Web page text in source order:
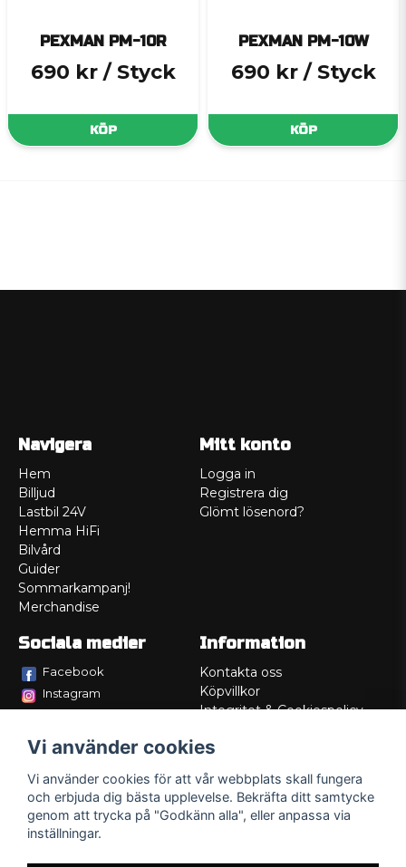
PEXMAN PM-10R
690 kr / Styck
KÖP
PEXMAN PM-10W
690 kr / Styck
KÖP
Navigera
Hem
Billjud
Lastbil 24V
Hemma HiFi
Bilvård
Guider
Sommarkampanj!
Merchandise
Mitt konto
Logga in
Registrera dig
Glömt lösenord?
Sociala medier
Facebook
Instagram
Information
Kontakta oss
Köpvillkor
Integritet & Cookiespolicy
Service/Garanti
Lådritning
Om oss
Vi använder cookies
Vi använder cookies för att vår webbplats skall fungera
och erbjuda dig bästa upplevelse. Bekräfta ditt samtycke
genom att trycka på "Godkänn alla", eller anpassa via
inställningar.